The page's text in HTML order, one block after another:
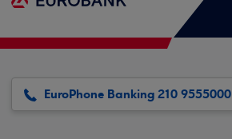
EuroPhone Banking 210 9555000